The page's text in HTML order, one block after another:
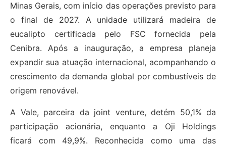
Minas Gerais, com início das operações previsto para
o final de 2027. A unidade utilizará madeira de
eucalipto certificada pelo FSC fornecida pela
Cenibra. Após a inauguração, a empresa planeja
expandir sua atuação internacional, acompanhando o
crescimento da demanda global por combustíveis de
origem renovável.
A Vale, parceira da joint venture, detém 50,1% da
participação acionária, enquanto a Oji Holdings
ficará com 49,9%. Reconhecida como uma das